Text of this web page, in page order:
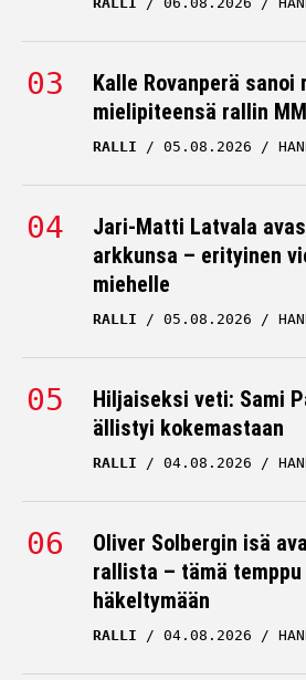
Kalle Rovanperä sanoi
mielipiteensä rallin
RALLI 05.08.2026
Jari-Matti Latvala
arkkunsa – erityinen
miehelle
RALLI 05.08.2026
Hiljaiseksi veti: Sami
ällistyi kokemastaan
RALLI 04.08.2026
Oliver Solbergin isä
rallista – tämä temppu
häkeltymään
RALLI 04.08.2026